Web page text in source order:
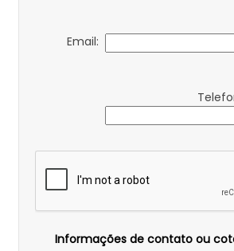
Email:
Informações de contato ou